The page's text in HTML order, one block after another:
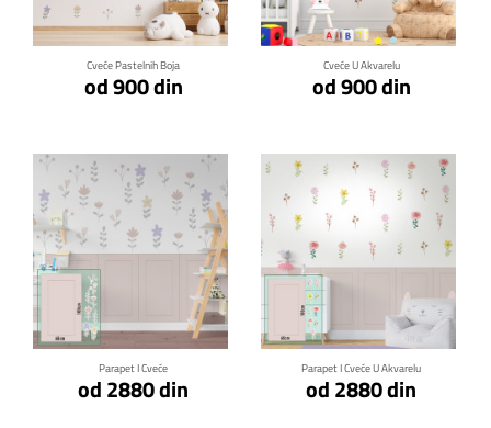
Cveće Pastelnih Boja
od 900 din
Cveće U Akvarelu
od 900 din
Parapet I Cveće
od 2880 din
Klikni za detalje
Parapet I Cveće U Akvarelu
od 2880 din
Klikni za detalje